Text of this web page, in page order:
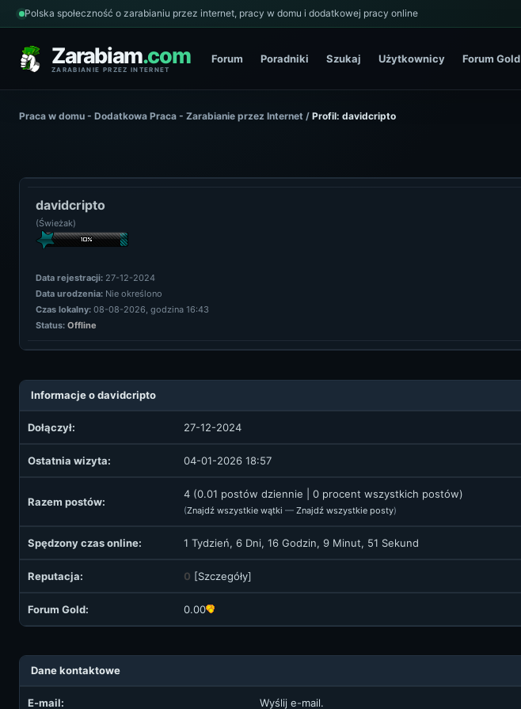
Polska społeczność o zarabianiu przez internet, pracy w domu i dodatkowej pracy online
Zarabiam.com
ZARABIANIE PRZEZ INTERNET
Forum Poradniki Szukaj Użytkownicy Forum Gold
Praca w domu - Dodatkowa Praca - Zarabianie przez Internet / Profil: davidcripto
davidcripto
(Świeżak)
Data rejestracji: 27-12-2024
Data urodzenia: Nie określono
Czas lokalny: 08-08-2026, godzina 16:43
Status: Offline
Informacje o davidcripto
Dołączył: 27-12-2024
Ostatnia wizyta: 04-01-2026 18:57
Razem postów:
4 (0.01 postów dziennie | 0 procent wszystkich postów)
(Znajdź wszystkie wątki — Znajdź wszystkie posty)
Spędzony czas online: 1 Tydzień, 6 Dni, 16 Godzin, 9 Minut, 51 Sekund
Reputacja: 0 [Szczegóły]
Forum Gold: 0.00
Dane kontaktowe
E-mail: Wyślij e-mail.